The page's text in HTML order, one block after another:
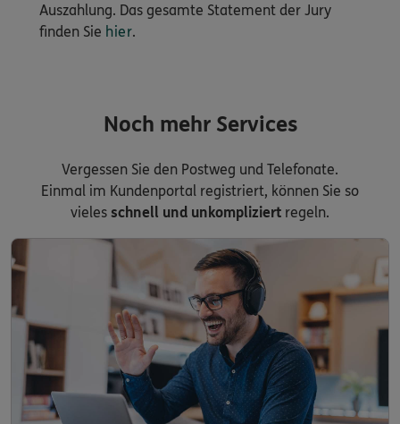
Auszahlung. Das gesamte Statement der Jury
finden Sie hier.
Noch mehr Services
Vergessen Sie den Postweg und Telefonate.
Einmal im Kundenportal registriert, können Sie so
vieles schnell und unkompliziert regeln.